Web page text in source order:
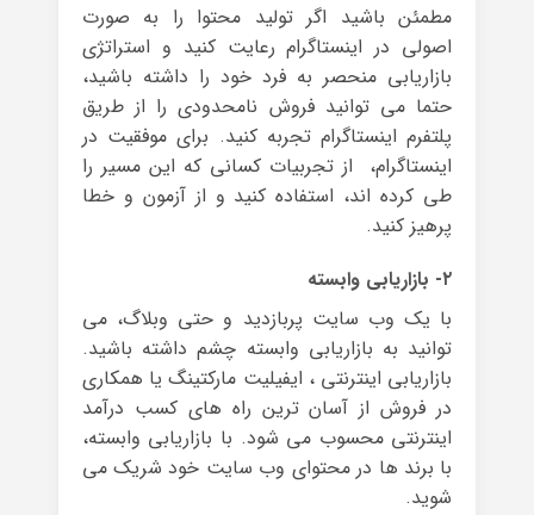
مطمئن باشید اگر تولید محتوا را به صورت
اصولی در اینستاگرام رعایت کنید و استراتژی
بازاریابی منحصر به فرد خود را داشته باشید،
حتما می توانید فروش نامحدودی را از طریق
پلتفرم اینستاگرام تجربه کنید. برای موفقیت در
اینستاگرام، از تجربیات کسانی که این مسیر را
طی کرده اند، استفاده کنید و از آزمون و خطا
پرهیز کنید.
۲- بازاریابی وابسته
با یک وب سایت پربازدید و حتی وبلاگ، می
توانید به بازاریابی وابسته چشم داشته باشید.
بازاریابی اینترنتی ، ایفیلیت مارکتینگ یا همکاری
در فروش از آسان ترین راه های کسب درآمد
اینترنتی محسوب می شود. با بازاریابی وابسته،
با برند ها در محتوای وب سایت خود شریک می
شوید.